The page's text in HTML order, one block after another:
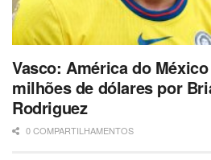
Vasco: América do
milhões de dólares por
Rodriguez
0 COMPARTILHAMENTOS